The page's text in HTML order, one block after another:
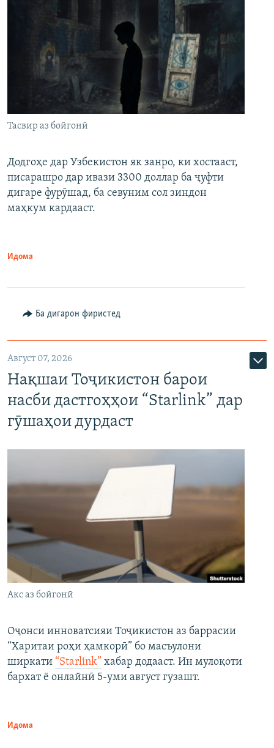
Тасвир аз бойгонӣ
Додгоҳе дар Узбекистон як занро, ки хостааст,
писарашро дар ивази 3300 доллар ба ҷуфти
дигаре фурӯшад, ба севуним сол зиндон
маҳкум кардааст.
Идома
Ба дигарон фиристед
Август 07, 2026
Нақшаи Тоҷикистон барои
насби дастгоҳҳои “Starlink” дар
гӯшаҳои дурдаст
Акс аз бойгонӣ
Оҷонси инноватсияи Тоҷикистон аз баррасии
“Харитаи роҳи ҳамкорӣ” бо масъулони
ширкати “Starlink” хабар додааст. Ин мулоқоти
бархат ё онлайнӣ 5-уми август гузашт.
Идома